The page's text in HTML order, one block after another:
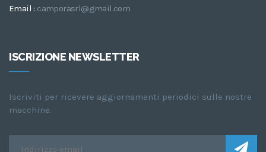
Email : camporasrl@gmail.com
ISCRIZIONE NEWSLETTER
Iscriviti per ricevere aggiornamenti periodici sulle nostre
macchine.